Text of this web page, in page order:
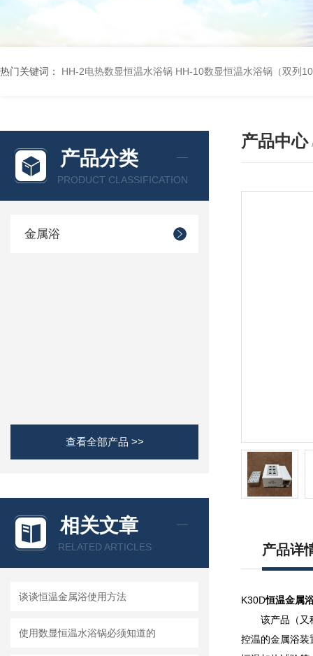
热门关键词： HH-2电热数显恒温水浴锅 HH-10数显恒温水浴锅（双列
产品分类
PRODUCT CLASSIFICATION
金属浴
查看全部产品 >>
相关文章
RELATED ARTICLES
谈谈恒温金属浴使用方法
使用数显恒温水浴锅必须知道的
产品中心
产品详
K30D恒温金属
该产品（又
控温的金属浴装